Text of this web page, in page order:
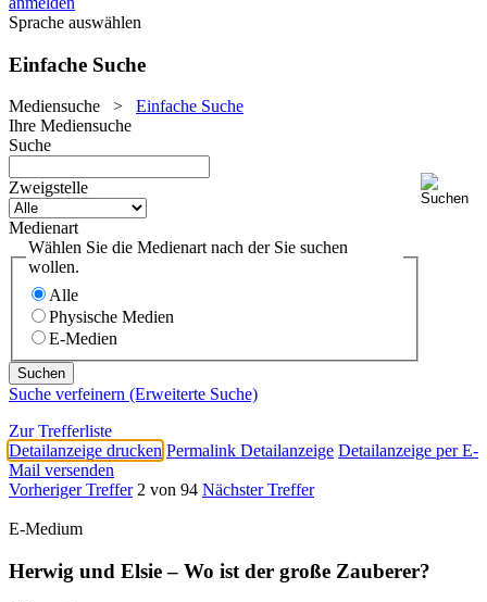
Sprache auswählen
Einfache Suche
Mediensuche > Einfache Suche
Ihre Mediensuche
Suche
Zweigstelle
Medienart
Wählen Sie die Medienart nach der Sie suchen
wollen.
Alle
Physische Medien
E-Medien
Suche verfeinern (Erweiterte Suche)
Zur Trefferliste
Detailanzeige drucken Permalink Detailanzeige Detailanzeige per E-
Mail versenden
Vorheriger Treffer 2 von 94 Nächster Treffer
E-Medium
Herwig und Elsie – Wo ist der große Zauberer?